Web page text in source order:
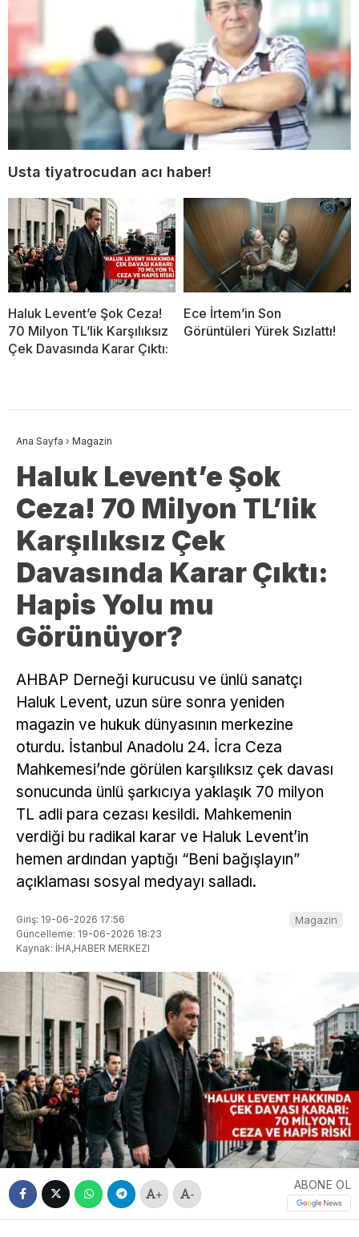
Usta tiyatrocudan acı haber!
Haluk Levent’e Şok Ceza!
70 Milyon TL’lik Karşılıksız
Çek Davasında Karar Çıktı:
Ece İrtem’in Son
Görüntüleri Yürek Sızlattı!
Ana Sayfa › Magazin
Haluk Levent’e Şok
Ceza! 70 Milyon TL’lik
Karşılıksız Çek
Davasında Karar Çıktı:
Hapis Yolu mu
Görünüyor?
AHBAP Derneği kurucusu ve ünlü sanatçı
Haluk Levent, uzun süre sonra yeniden
magazin ve hukuk dünyasının merkezine
oturdu. İstanbul Anadolu 24. İcra Ceza
Mahkemesi’nde görülen karşılıksız çek davası
sonucunda ünlü şarkıcıya yaklaşık 70 milyon
TL adli para cezası kesildi. Mahkemenin
verdiği bu radikal karar ve Haluk Levent’in
hemen ardından yaptığı “Beni bağışlayın”
açıklaması sosyal medyayı salladı.
Giriş: 19-06-2026 17:56
Güncelleme: 19-06-2026 18:23
Kaynak: İHA,HABER MERKEZI
Magazin
+ -
ABONE OL